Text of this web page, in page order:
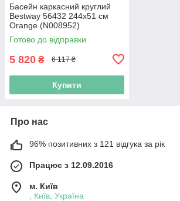
Басейн каркасний круглий
Bestway 56432 244х51 см
Orange (N008952)
Готово до відправки
5 820 ₴ 6 117 ₴
Купити
Про нас
96% позитивних з 121 відгука за рік
Працює з 12.09.2016
м. Київ
, Київ, Україна